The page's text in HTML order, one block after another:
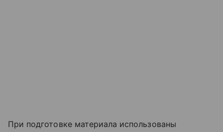
При подготовке материала использованы